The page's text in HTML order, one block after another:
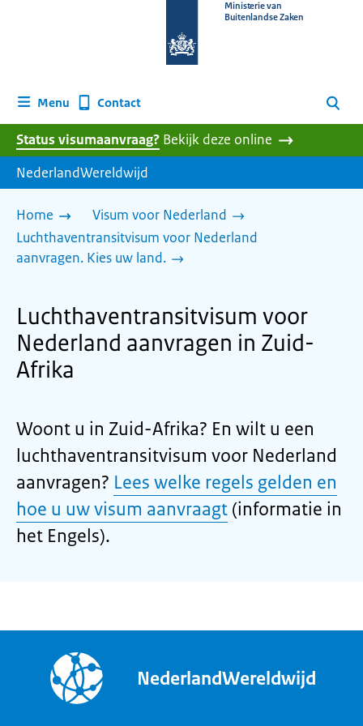
homepage
Ministerie van
Buitenlandse Zaken
Menu Contact Zoeken
Status visumaanvraag? Bekijk deze online
NederlandWereldwijd
Home
Visum voor Nederland
Luchthaventransitvisum voor Nederland
aanvragen. Kies uw land.
Luchthaventransitvisum voor
Nederland aanvragen in Zuid-
Afrika
Woont u in Zuid-Afrika? En wilt u een
luchthaventransitvisum voor Nederland
aanvragen? Lees welke regels gelden en
hoe u uw visum aanvraagt (informatie in
het Engels).
NederlandWereldwijd